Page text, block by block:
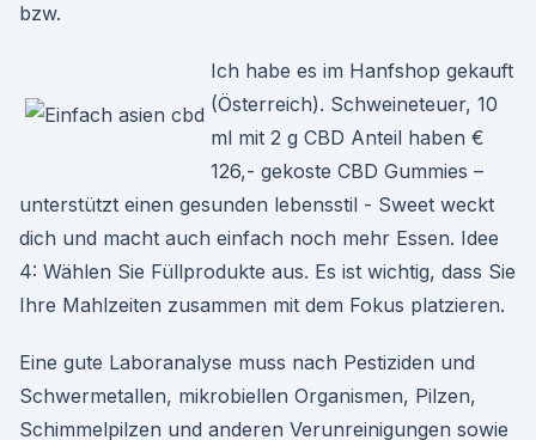
bzw.
Ich habe es im Hanfshop gekauft
(Österreich). Schweineteuer, 10
ml mit 2 g CBD Anteil haben €
126,- gekoste CBD Gummies –
unterstützt einen gesunden lebensstil - Sweet weckt
dich und macht auch einfach noch mehr Essen. Idee
4: Wählen Sie Füllprodukte aus. Es ist wichtig, dass Sie
Ihre Mahlzeiten zusammen mit dem Fokus platzieren.
Eine gute Laboranalyse muss nach Pestiziden und
Schwermetallen, mikrobiellen Organismen, Pilzen,
Schimmelpilzen und anderen Verunreinigungen sowie